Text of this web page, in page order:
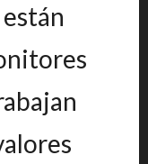
están